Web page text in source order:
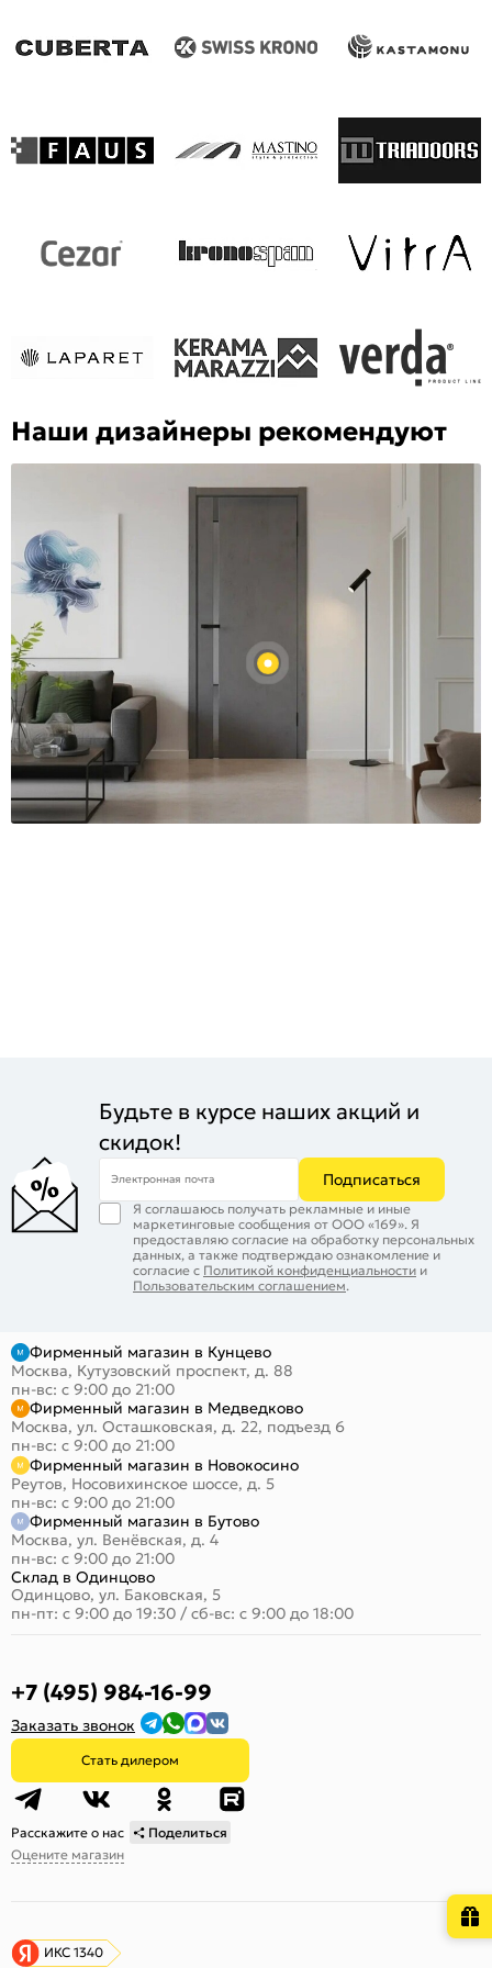
Наши дизайнеры рекомендуют
Будьте в курсе наших акций и
скидок!
Электронная почта Подписаться
Я соглашаюсь получать рекламные и иные
маркетинговые сообщения от ООО «169». Я
предоставляю согласие на обработку персональных
данных, а также подтверждаю ознакомление и
согласие с Политикой конфиденциальности и
Пользовательским соглашением.
Фирменный магазин в Кунцево
Москва, Кутузовский проспект, д. 88
пн-вс: с 9:00 до 21:00
Фирменный магазин в Медведково
Москва, ул. Осташковская, д. 22, подъезд 6
пн-вс: с 9:00 до 21:00
Фирменный магазин в Новокосино
Реутов, Носовихинское шоссе, д. 5
пн-вс: с 9:00 до 21:00
Фирменный магазин в Бутово
Москва, ул. Венёвская, д. 4
пн-вс: с 9:00 до 21:00
Склад в Одинцово
Одинцово, ул. Баковская, 5
пн-пт: с 9:00 до 19:30 / сб-вс: с 9:00 до 18:00
+7 (495) 984-16-99
Заказать звонок
Стать дилером
Расскажите о нас
Поделиться
Оцените магазин
ИКС 1340